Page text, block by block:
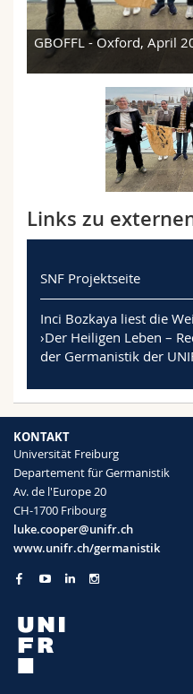
GBOFFL - Oxford, April
Links zu
SNF Projektseite
Inci Bozkaya liest die
›Der Heiligen Leben –
der Germanistik der
KONTAKT
Universität Freiburg
Departement für Germanistik
Av. de l'Europe 20
CH-1700 Fribourg
luke.cooper@unifr.ch
www.unifr.ch/germanistik